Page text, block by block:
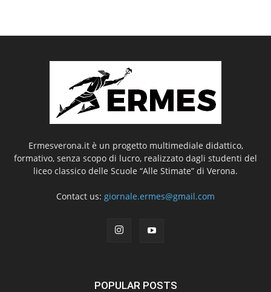
Ermesverona.it è un progetto multimediale didattico,
formativo, senza scopo di lucro, realizzato dagli studenti del
liceo classico delle Scuole “Alle Stimate” di Verona.
Contact us: giornale.ermes@gmail.com
POPULAR POSTS